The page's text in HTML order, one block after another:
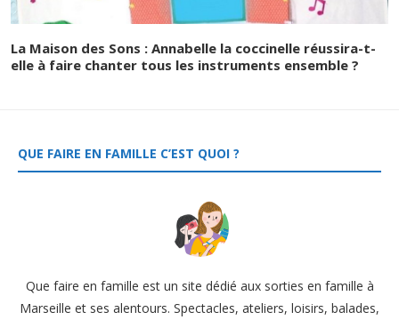
La Maison des Sons : Annabelle la coccinelle réussira-t-
elle à faire chanter tous les instruments ensemble ?
QUE FAIRE EN FAMILLE C’EST QUOI ?
Que faire en famille est un site dédié aux sorties en famille à
Marseille et ses alentours. Spectacles, ateliers, loisirs, balades,